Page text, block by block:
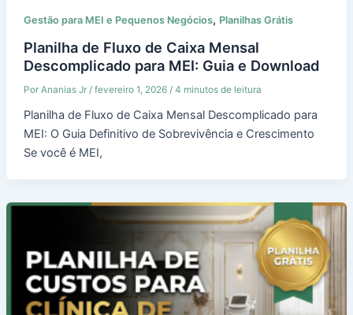
Gestão para MEI e Pequenos Negócios, Planilhas Grátis
Planilha de Fluxo de Caixa Mensal
Descomplicado para MEI: Guia e Download
Por Ananias Jr / fevereiro 1, 2026 / 4 minutos de leitura
Planilha de Fluxo de Caixa Mensal Descomplicado para
MEI: O Guia Definitivo de Sobrevivência e Crescimento
Se você é MEI,